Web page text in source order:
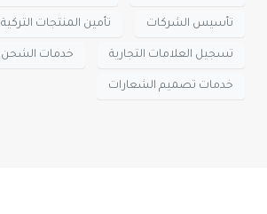
تأسيس الشركات تأمين المنتجات التركية
تسجيل العلامات التجارية خدمات الشحن
خدمات تصميم الشعارات